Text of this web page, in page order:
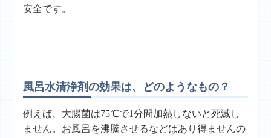
安全です。
風呂水清浄剤の効果は、どのようなもの？
例えば、大腸菌は75℃で1分間加熱しないと死滅し
ません。お風呂を沸騰させるなどはあり得ませんの